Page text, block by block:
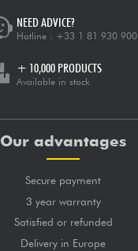
NEED ADVICE?
Hotline : +33 1 81 930 900
+ 10,000 PRODUCTS
Available in stock
Our advantages
Secure payment
3 year warranty
Satisfied or refunded
Delivery in Europe